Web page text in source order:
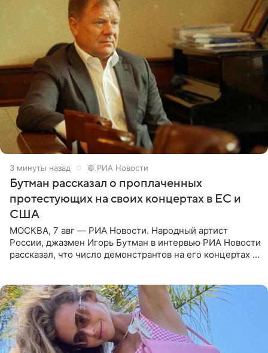
3 минуты назад © РИА Новости
Бутман рассказал о проплаченных
протестующих на своих концертах в ЕС и
США
МОСКВА, 7 авг — РИА Новости. Народный артист
России, джазмен Игорь Бутман в интервью РИА Новости
рассказал, что число демонстрантов на его концертах в